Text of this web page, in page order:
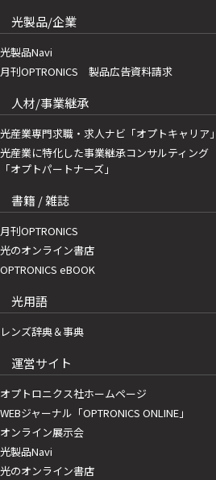
光製品/企業
光製品Navi
月刊OPTRONICS 製品広告資料請求
人材/事業継承
光産業専門求職・求人ナビ「オプトキャリア」
光産業に特化した事業継承コンサルティング
「オプトパートナーズ」
書籍 / 雑誌
月刊OPTRONICS
光のオンライン書店
OPTRONICS eBOOK
光用語
レンズ辞典＆事典
運営サイト
オプトロニクス社ホームページ
WEBジャーナル「OPTRONICS ONLINE」
オンライン展示会
光製品Navi
光のオンライン書店